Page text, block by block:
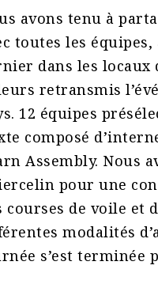
avons tenu à
toutes les
dans les locaux
retransmis
12 équipes
composé
Assembly. Nous
pour une
courses de voile et
modalités
s’est terminée